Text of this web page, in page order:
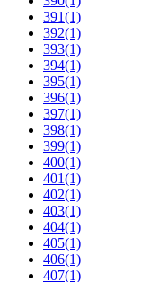
391(1)
392(1)
393(1)
394(1)
395(1)
396(1)
397(1)
398(1)
399(1)
400(1)
401(1)
402(1)
403(1)
404(1)
405(1)
406(1)
407(1)